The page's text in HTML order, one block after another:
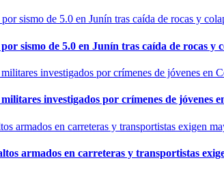
sismo de 5.0 en Junín tras caída de rocas y
investigados por crímenes de jóvenes
armados en carreteras y transportistas